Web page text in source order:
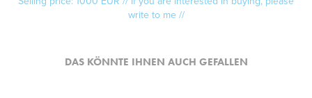
write to me //
DAS KÖNNTE IHNEN AUCH GEFALLEN